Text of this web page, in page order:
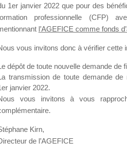
aux Organismes de formation. Il
sur lequel il est possible de
Organismes de formation qui ont
de l’AGEFICE peuvent
qui sont postés sur cet espace
1er janvier 2022 que pour des
professionnelle (CFP)
l’AGEFICE comme fonds
vous invitons donc à vérifier cette
dépôt de toute nouvelle demande de
transmission de toute demande
janvier 2022.
vous invitons à vous
Kirn,
de l’AGEFICE